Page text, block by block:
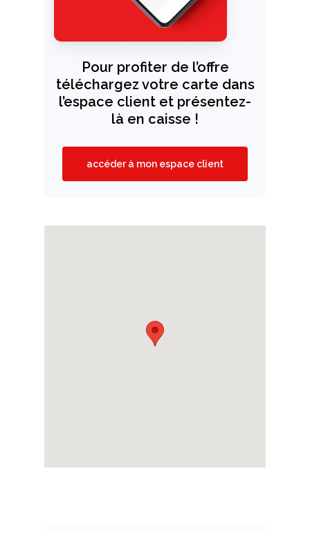
Pour profiter de l’offre
téléchargez votre carte dans
l’espace client et présentez-
là en caisse !
accéder à mon espace client